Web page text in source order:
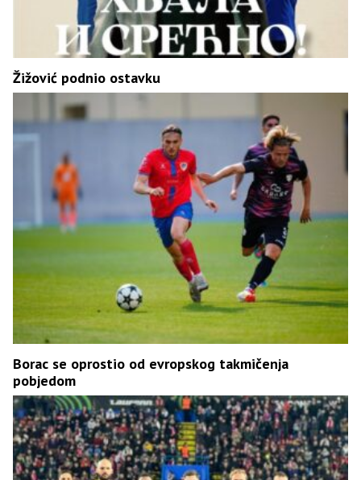
Žižović podnio ostavku
Borac se oprostio od evropskog takmičenja
pobjedom